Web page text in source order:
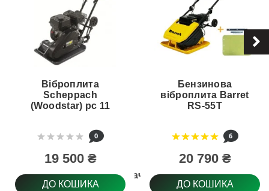
Призначення
Віброплита
Scheppach
(Woodstar) pc 11
0
19 500 ₴
ДО КОШИКА
Бензинова
віброплита Barret
RS-55T
6
20 790 ₴
ДО КОШИКА